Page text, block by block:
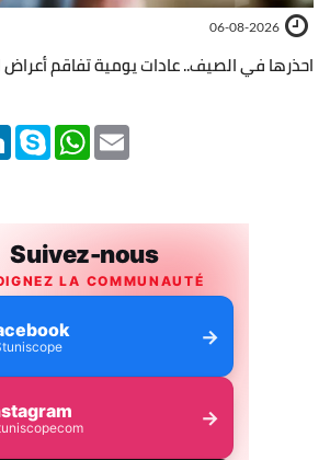
06-08-2026
احذرها في الصيف.. عادات يومية تفاقم
LinkedInSkype WhatsApp